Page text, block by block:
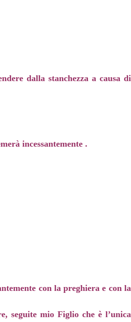
dalla stanchezza a causa di
incessantemente .
con la preghiera e con la
seguite mio Figlio che è l’unica